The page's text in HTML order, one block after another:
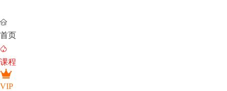

首页

课程
VIP